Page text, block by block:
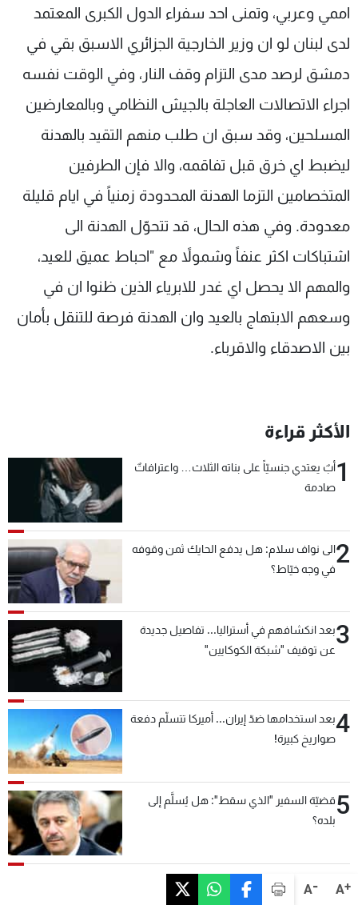
A+
A-
اممي وعربي، وتمنى احد سفراء الدول الكبرى المعتمد
لدى لبنان لو ان وزير الخارجية الجزائري الاسبق بقي في
دمشق لرصد مدى التزام وقف النار، وفي الوقت نفسه
اجراء الاتصالات العاجلة بالجيش النظامي وبالمعارضين
المسلحين، وقد سبق ان طلب منهم التقيد بالهدنة
ليضبط اي خرق قبل تفاقمه، والا فإن الطرفين
المتخصامين التزما الهدنة المحدودة زمنياً في ايام قليلة
معدودة. وفي هذه الحال، قد تتحوّل الهدنة الى
اشتباكات اكثر عنفاً وشمولاً مع "احباط عميق للعيد،
والمهم الا يحصل اي غدر للابرياء الذين ظنوا ان في
وسعهم الابتهاج بالعيد وان الهدنة فرصة للتنقل بأمان
بين الاصدقاء والاقرباء.
الأكثر قراءة
1أبٌ يعتدي جنسيّاً على بناته الثلاث… واعترافاتٌ
صادمة
2الى نواف سلام: هل يدفع الحايك ثمن وقوفه
في وجه خيّاط؟
3بعد انكشافهم في أستراليا... تفاصيل جديدة
عن توقيف "شبكة الكوكايين"
4بعد استخدامها ضدّ إيران... أميركا تتسلّم دفعة
صواريخ كبيرة!
5قضيّة السفير "الذي سقط": هل يُسلَّم إلى
بلده؟